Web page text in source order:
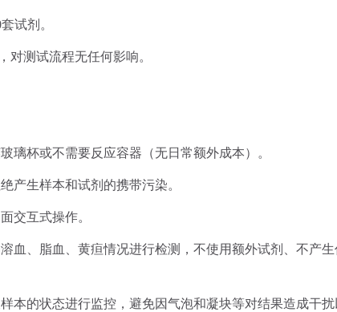
套试剂。
对测试流程无任何影响。
璃杯或不需要反应容器（无日常额外成本）。
产生样本和试剂的携带污染。
交互式操作。
血、脂血、黄疸情况进行检测，不使用额外试剂、不产生
本的状态进行监控，避免因气泡和凝块等对结果造成干扰